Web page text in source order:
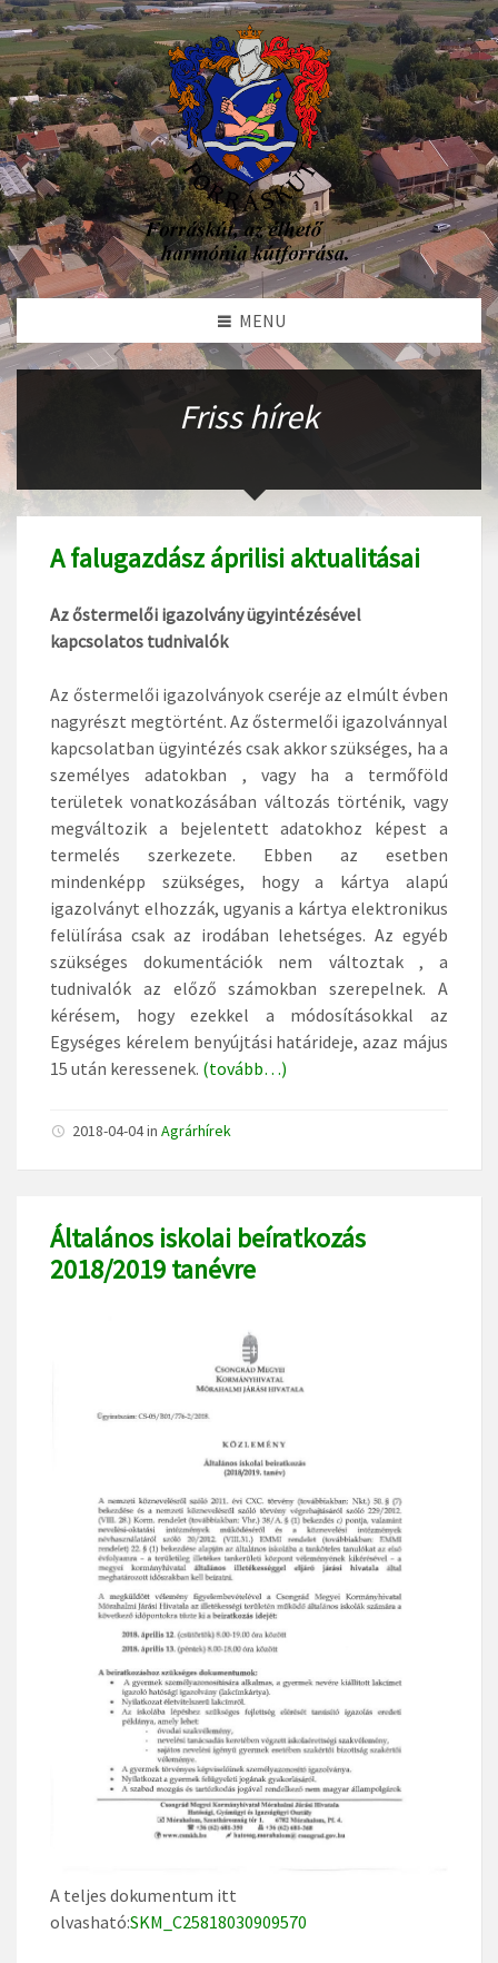
MENU
Friss hírek
A falugazdász áprilisi aktualitásai
Az őstermelői igazolvány ügyintézésével
kapcsolatos tudnivalók
Az őstermelői igazolványok cseréje az elmúlt évben
nagyrészt megtörtént. Az őstermelői igazolvánnyal
kapcsolatban ügyintézés csak akkor szükséges, ha a
személyes adatokban , vagy ha a termőföld
területek vonatkozásában változás történik, vagy
megváltozik a bejelentett adatokhoz képest a
termelés szerkezete. Ebben az esetben
mindenképp szükséges, hogy a kártya alapú
igazolványt elhozzák, ugyanis a kártya elektronikus
felülírása csak az irodában lehetséges. Az egyéb
szükséges dokumentációk nem változtak , a
tudnivalók az előző számokban szerepelnek. A
kérésem, hogy ezekkel a módosításokkal az
Egységes kérelem benyújtási határideje, azaz május
15 után keressenek. (tovább…)
2018-04-04in Agrárhírek
Általános iskolai beíratkozás
2018/2019 tanévre
A teljes dokumentum itt
olvasható:SKM_C25818030909570